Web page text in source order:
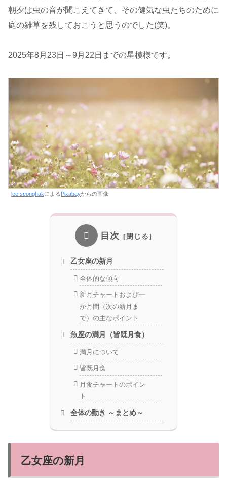
朝夕は虫の音が聞こえてきて、その健気な虫たちのために
庭の雑草を残しておこうと思うのでした(笑)。
2025年8月23日～9月22日までの星模様です。
lee seonghakによる Pixabayからの画像
目次
乙女座の新月
全体的な傾向
新月チャートおよび一
か月間（次の新月ま
で）の主なポイント
魚座の満月（皆既月食）
満月について
皆既月食
月食チャートのポイン
ト
全体の動き ～まとめ～
乙女座の新月